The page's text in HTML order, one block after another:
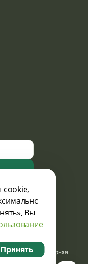
Рекламно-сувенирная
ООО
cookie,
Вы
Принять